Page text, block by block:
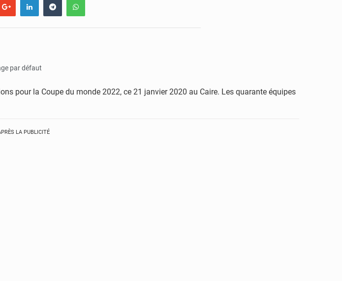
pour la Coupe du monde 2022, ce 21 janvier 2020 au Caire. Les quarante équipes
LA PUBLICITÉ